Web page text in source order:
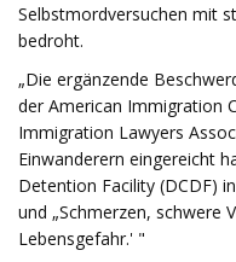
Selbstmordversuchen mit
bedroht.
„Die ergänzende
der American Immigration
Immigration Lawyers
Einwanderern eingereicht
Detention Facility (DCDF)
und „Schmerzen, schwere
Lebensgefahr.' "